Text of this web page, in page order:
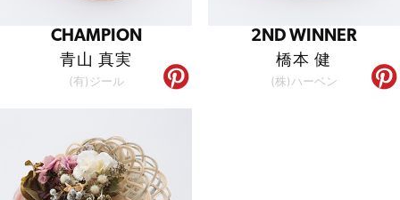
CHAMPION
青山 真実
(有)ジール
2ND WINNER
橋本 健
(株)ハーベン